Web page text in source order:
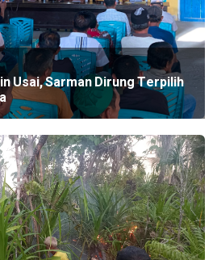
Usai, Sarman Dirung Terpilih